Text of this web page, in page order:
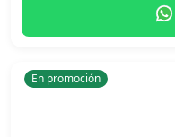
En promoción